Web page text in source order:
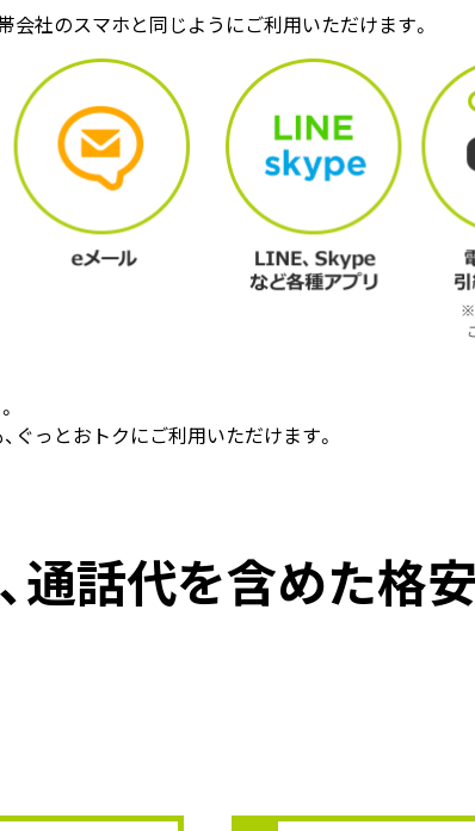
会社のスマホと同じようにご利用いただけます。
ぐっとおトクにご利用いただけます。
通話代を含めた格